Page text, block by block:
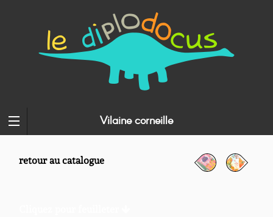
Vilaine corneille
retour au catalogue